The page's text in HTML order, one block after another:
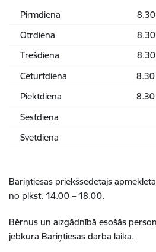
Pirmdiena
Otrdiena
Trešdiena
Ceturtdiena
Piektdiena
Sestdiena
Svētdiena
Bāriņtiesas priekšsēdētājs
no plkst. 14.00 – 18.00.
Bērnus un aizgādnībā esošās
jebkurā Bāriņtiesas darba laikā.